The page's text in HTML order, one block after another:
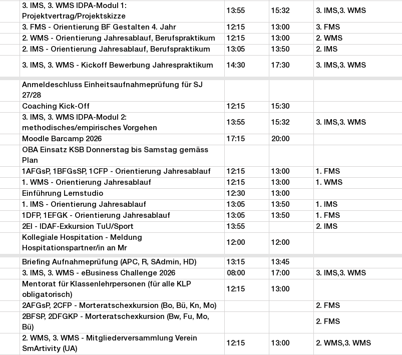
3. IMS, 3. WMS IDPA-Modul 1:
Projektvertrag/Projektskizze
13:55 15:32 3. IMS,3. WMS
3. FMS - Orientierung BF Gestalten 4. Jahr 12:15 13:00
3. FMS
2. WMS - Orientierung Jahresablauf, Berufspraktikum 12:15 13:00
2. WMS
2. IMS - Orientierung Jahresablauf, Berufspraktikum 13:05 13:50 2. IMS
3. IMS, 3. WMS - Kickoff Bewerbung Jahrespraktikum 14:30 17:30 3. IMS,3. WMS
Anmeldeschluss Einheitsaufnahmeprüfung für SJ
27/28
Coaching Kick-Off 12:15 15:30
3. IMS, 3. WMS IDPA-Modul 2:
methodisches/empirisches Vorgehen
13:55 15:32 3. IMS,3. WMS
Moodle Barcamp 2026 17:15 20:00
OBA Einsatz KSB Donnerstag bis Samstag gemäss
Plan
1AFGsP, 1BFGsSP, 1CFP - Orientierung Jahresablauf 12:15 13:00
1. FMS
1. WMS - Orientierung Jahresablauf 12:15 13:00
1. WMS
Einführung Lernstudio 12:30
13:00
1. IMS - Orientierung Jahresablauf 13:05 13:50
1. IMS
1DFP, 1EFGK - Orientierung Jahresablauf 13:05 13:50
1. FMS
2EI - IDAF-Exkursion TuU/Sport 13:55 2. IMS
Kollegiale Hospitation - Meldung
Hospitationspartner/in an Mr
12:00 12:00
Briefing Aufnahmeprüfung (APC, R, SAdmin, HD) 13:15
13:45
3. IMS, 3. WMS - eBusiness Challenge 2026 08:00 17:00 3. IMS,3. WMS
Mentorat für Klassenlehrpersonen (für alle KLP
obligatorisch)
12:15 13:00
2AFGsP, 2CFP - Morteratschexkursion (Bo, Bü, Kn, Mo) 2. FMS
2BFSP, 2DFGKP - Morteratschexkursion (Bw, Fu, Mo,
Bü)
2. FMS
2. WMS, 3. WMS - Mitgliederversammlung Verein
SmArtivity (UA)
12:15 13:00 2. WMS,3. WMS